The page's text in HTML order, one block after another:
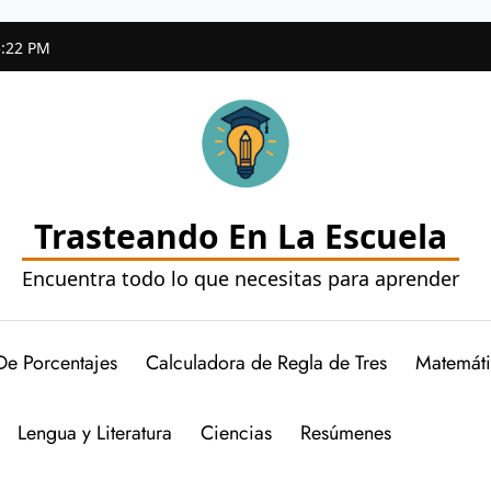
PM
Trasteando En La Escuela
Encuentra todo lo que necesitas para aprender
Porcentajes Calculadora de Regla de Tres
Lengua y Literatura Ciencias Resúmenes